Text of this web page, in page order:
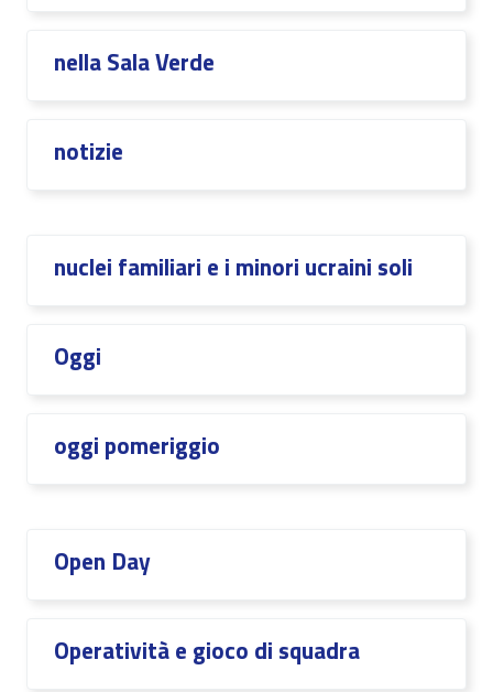
nella Sala Verde
notizie
nuclei familiari e i minori ucraini soli
Oggi
oggi pomeriggio
Open Day
Operatività e gioco di squadra